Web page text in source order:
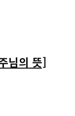
님의 뜻]